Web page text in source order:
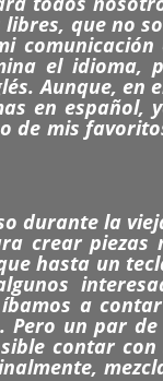
que no
el
Aunque, en
en español,
de mis
durante la
crear piezas
hasta un
a
Pero un par
contar con